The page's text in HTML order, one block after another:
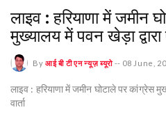
विधायकों के समर्थन से हरियाणा में सरकार बनाई
मनोहर लाल खट्टर ने हरियाणा के मुख्यमंत्री के
वहीं जननायक जनता पार्टी (जेजेपी) के नेता
तौर पर शपथ लिया।
इस बीच दुष्यंत चौटाला के पिता अजय
लाइव : हरियाणा में जमीन
मुख्यालय में पवन खेड़ा
Byआई बी टी एन न्यूज़ ब्यूरो -- 08 June,
लाइव : हरियाणा में जमीन घोटाले पर कांग्रेस
वार्ता